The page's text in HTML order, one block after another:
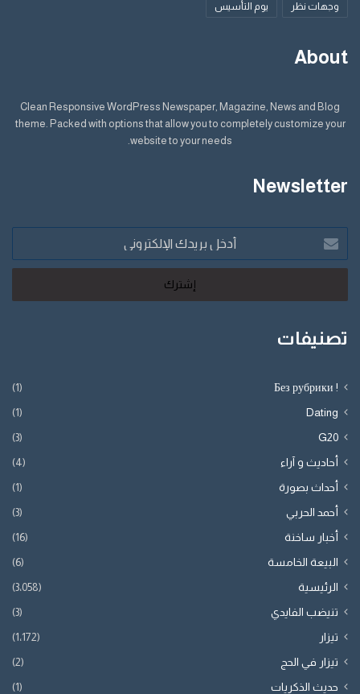
وجهات نظر يوم التأسيس
About
Clean Responsive WordPress Newspaper, Magazine, News and Blog
theme. Packed with options that allow you to completely customize your
website to your needs.
Newsletter
بريدك
الإلكتروني
تصنيفات
! Без рубрики
(1)
Dating
(1)
G20
(3)
أحاديث و آراء (4)
أحداث بصورة (1)
أحمد الحربي (3)
أخبار ساخنة (16)
البيعة الخامسة (6)
الرئيسية (3٬058)
تنيضب الفايدي (3)
تيزار (1٬172)
تيزار في الحج (2)
حديث الذكريات (1)